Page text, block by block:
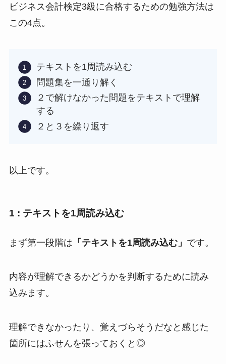
ビジネス会計検定3級に合格するための勉強方法は
この4点。
テキストを1周読み込む
問題集を一通り解く
２で解けなかった問題をテキストで理解
する
２と３を繰り返す
以上です。
1 : テキストを1周読み込む
まず第一段階は 「テキストを1周読み込む」 です。
内容が理解できるかどうかを判断するために読み
込みます。
理解できなかったり、覚えづらそうだなと感じた
箇所にはふせんを張っておくと◎